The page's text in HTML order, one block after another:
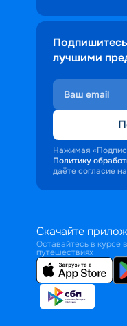
лучшими
Нажимая
Политику
даёте согласие
Скачайте
Оставайтесь в курсе
путешествиях